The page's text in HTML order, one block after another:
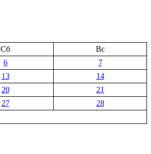
Сб
Вс
6
7
13
14
20
21
27
28